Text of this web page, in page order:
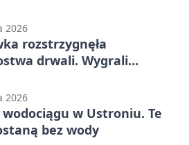
2026
rozstrzygnęła
drwali. Wygrali
2026
w Ustroniu. Te
bez wody